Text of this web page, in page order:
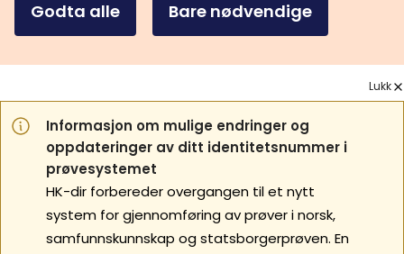
Godta alle Bare nødvendige
Informasjon om mulige endringer og
oppdateringer av ditt identitetsnummer i
prøvesystemet
HK-dir forbereder overgangen til et nytt
system for gjennomføring av prøver i norsk,
samfunnskunnskap og statsborgerprøven. En
Lukk